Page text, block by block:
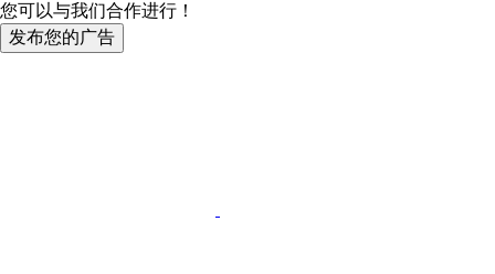
您可以与我们合作进行！
发布您的广告